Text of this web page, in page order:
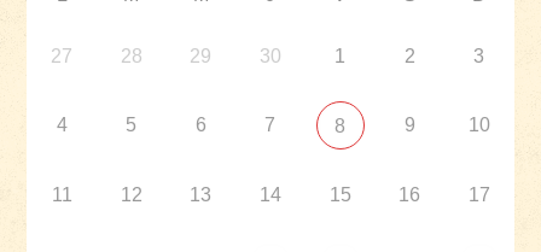
27 28 29 30 1 2 3
4 5 6 7 8 9 10
11 12 13 14 15 16 17